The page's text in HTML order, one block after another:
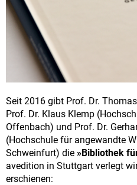
Seit 2016 gibt Prof. Dr.
Prof. Dr. Klaus Klemp
Offenbach) und Prof. Dr.
(Hochschule für angewandte
Schweinfurt) die »Bibliothek
avedition in Stuttgart verlegt
erschienen: